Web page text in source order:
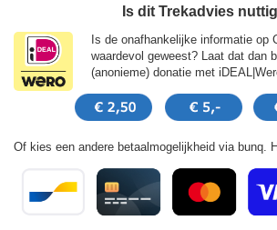
Is dit Trekadvies
Is de onafhankelijke informatie op
waardevol geweest? Laat dat dan
(anonieme) donatie met
Of kies een andere betaalmogelijkheid via bunq.